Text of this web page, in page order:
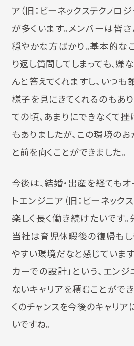
ア（旧：ビーネックステクノロ
が多くいます。メンバーは皆
穏やかな方ばかり。基本的な
り返し質問してしまっても、嫌
んと答えてくれますし、いつ
様子を見にきてくれるのもあ
ての頃、あまりにできなくて挫
もありましたが、この環境のお
と前を向くことができました。
今後は、結婚・出産を経ても
トエンジニア（旧：ビーネック
楽しく長く働き続けたいです。
当社は育児休暇後の復帰もし
やすい環境だなと感じていま
カーでの設計」という、エン
ないキャリアを積むことがで
くのチャンスを今後のキャリ
いですね。